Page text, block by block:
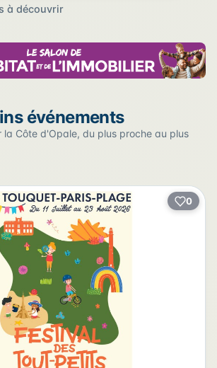
à découvrir
pour voir l'événement — les lieux qui
sont regroupés.
2
2
12
2 3
6
17
22
4
2
2
3
2
Leaflet|©OpenStreetMap
événements
la Côte d'Opale, du plus proche au plus
0